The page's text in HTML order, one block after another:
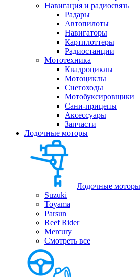
Навигация и радиосвязь
Радары
Автопилоты
Навигаторы
Картплоттеры
Радиостанции
Мототехника
Квадроциклы
Мотоциклы
Снегоходы
Мотобуксировщики
Сани-прицепы
Аксессуары
Запчасти
Лодочные моторы
Лодочные моторы
Suzuki
Toyama
Parsun
Reef Rider
Mercury
Смотреть все